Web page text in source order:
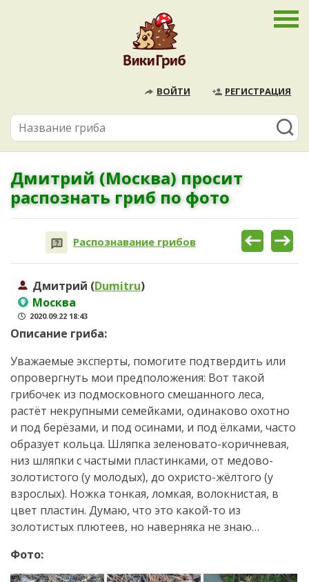
ВОЙТИ РЕГИСТРАЦИЯ
Дмитрий (Москва) просит
распознать гриб по фото
Распознавание грибов
Дмитрий (Dumitru)
Москва
2020.09.22 18:43
Описание гриба:
Уважаемые эксперты, помогите подтвердить или
опровергнуть мои предположения: Вот такой
грибочек из подмосковного смешанного леса,
растёт некрупными семейками, одинаково охотно
и под берёзами, и под осинами, и под ёлками, часто
образует кольца. Шляпка зеленовато-коричневая,
низ шляпки с частыми пластинками, от медово-
золотистого (у молодых), до охристо-жёлтого (у
взрослых). Ножка тонкая, ломкая, волокнистая, в
цвет пластин. Думаю, что это какой-то из
золотистых плютеев, но наверняка не знаю…
Фото: